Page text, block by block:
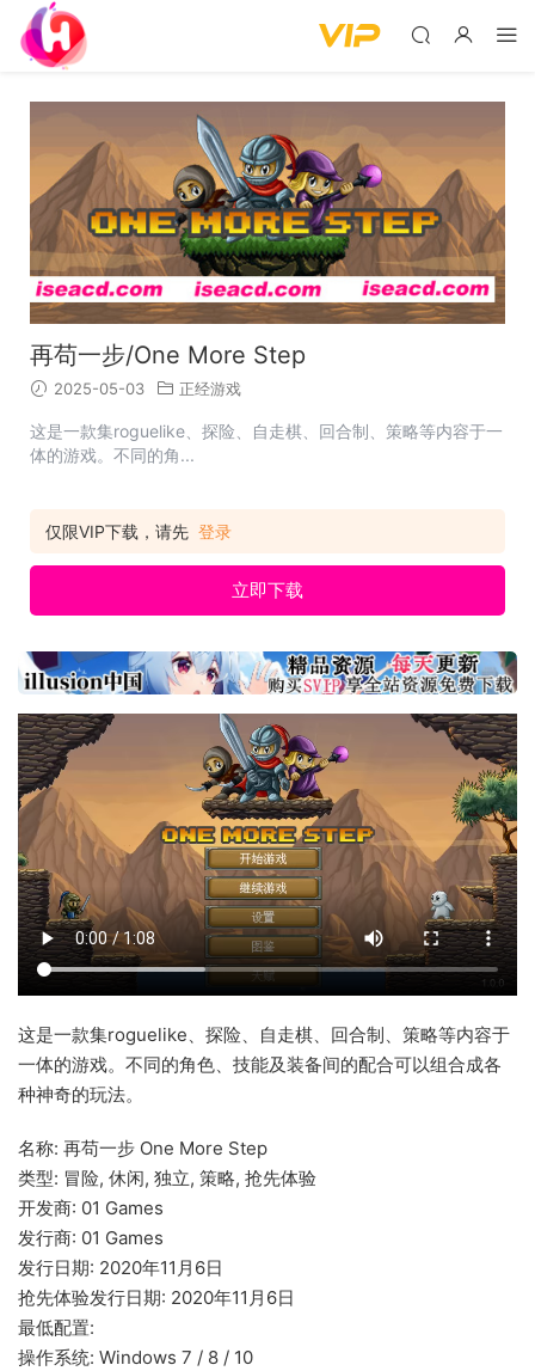
再苟一步/One More Step
2025-05-03 正经游戏
这是一款集roguelike、探险、自走棋、回合制、策略等内容于一
体的游戏。不同的角...
仅限VIP下载，请先 登录
立即下载
这是一款集roguelike、探险、自走棋、回合制、策略等内容于
一体的游戏。不同的角色、技能及装备间的配合可以组合成各
种神奇的玩法。
名称: 再苟一步 One More Step
类型: 冒险, 休闲, 独立, 策略, 抢先体验
开发商: 01 Games
发行商: 01 Games
发行日期: 2020年11月6日
抢先体验发行日期: 2020年11月6日
最低配置:
操作系统: Windows 7 / 8 / 10